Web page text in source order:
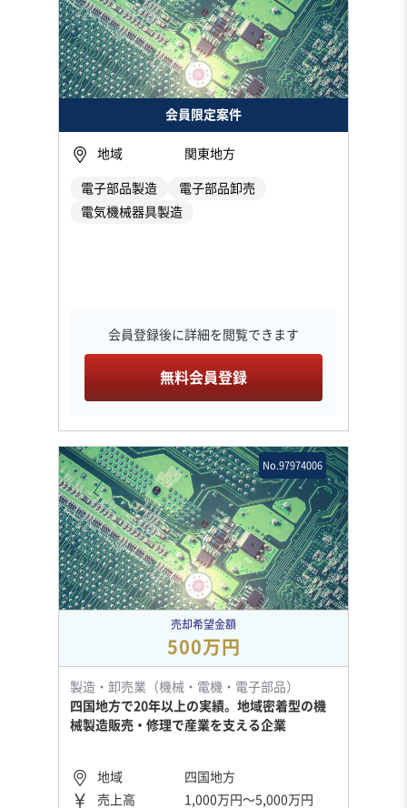
会員限定案件
地域 関東地方
電子部品製造
電子部品卸売
電気機械器具製造
会員登録後に詳細を閲覧できます
無料会員登録
No.97974006
売却希望金額
500万円
製造・卸売業（機械・電機・電子部品）
四国地方で20年以上の実績。地域密着型の機
械製造販売・修理で産業を支える企業
地域
四国地方
売上高
1,000万円〜5,000万円